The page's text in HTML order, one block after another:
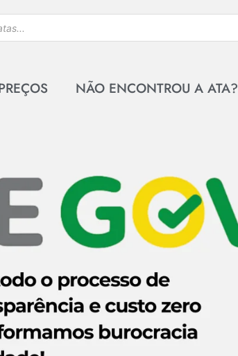
NÃO ENCONTROU A ATA?